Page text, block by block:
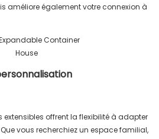
améliore également votre connexion à
extensibles offrent la flexibilité à adapter
vous recherchiez un espace familial,